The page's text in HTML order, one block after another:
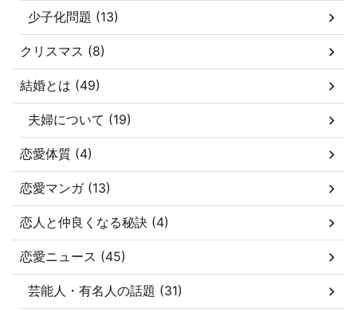
少子化問題 (13)
クリスマス (8)
結婚とは (49)
夫婦について (19)
恋愛体質 (4)
恋愛マンガ (13)
恋人と仲良くなる秘訣 (4)
恋愛ニュース (45)
芸能人・有名人の話題 (31)